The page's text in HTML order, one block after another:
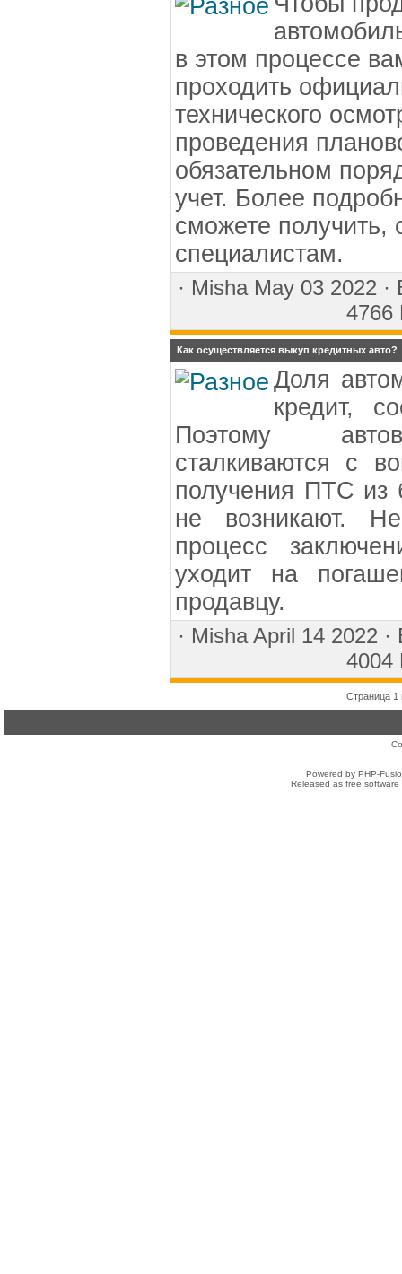
в этом процессе
проходить
технического
проведения
обязательном
учет. Более
сможете получить,
специалистам.
· MishaMay 03 2022 ·
4766
Как осуществляется выкуп кредитных авто?
Доля
кредит,
Поэтому
сталкиваются с
получения ПТС из
не возникают.
процесс
уходит на
продавцу.
· MishaApril 14 2022 ·
4004
Страница 1
Powered by PHP-
Released as free